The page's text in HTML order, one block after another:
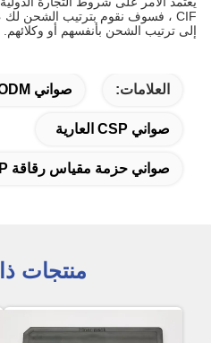
إلى ترتيب الشحن بأنفسهم أو وكلائهم.
العلامات: صواني ODM العارية
صواني CSP العارية
صواني حزمة مقياس رقاقة CSP
منتجات